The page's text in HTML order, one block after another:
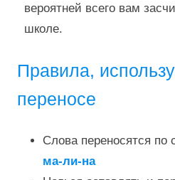
вероятней всего вам
школе.
Правила,
переносе
Слова переносятся по
ма-ли-на